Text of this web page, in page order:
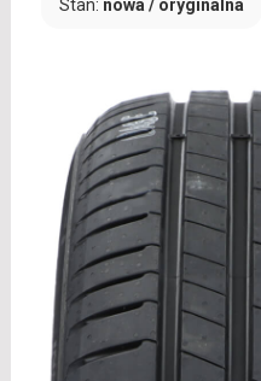
Stan: nowa / oryginalna